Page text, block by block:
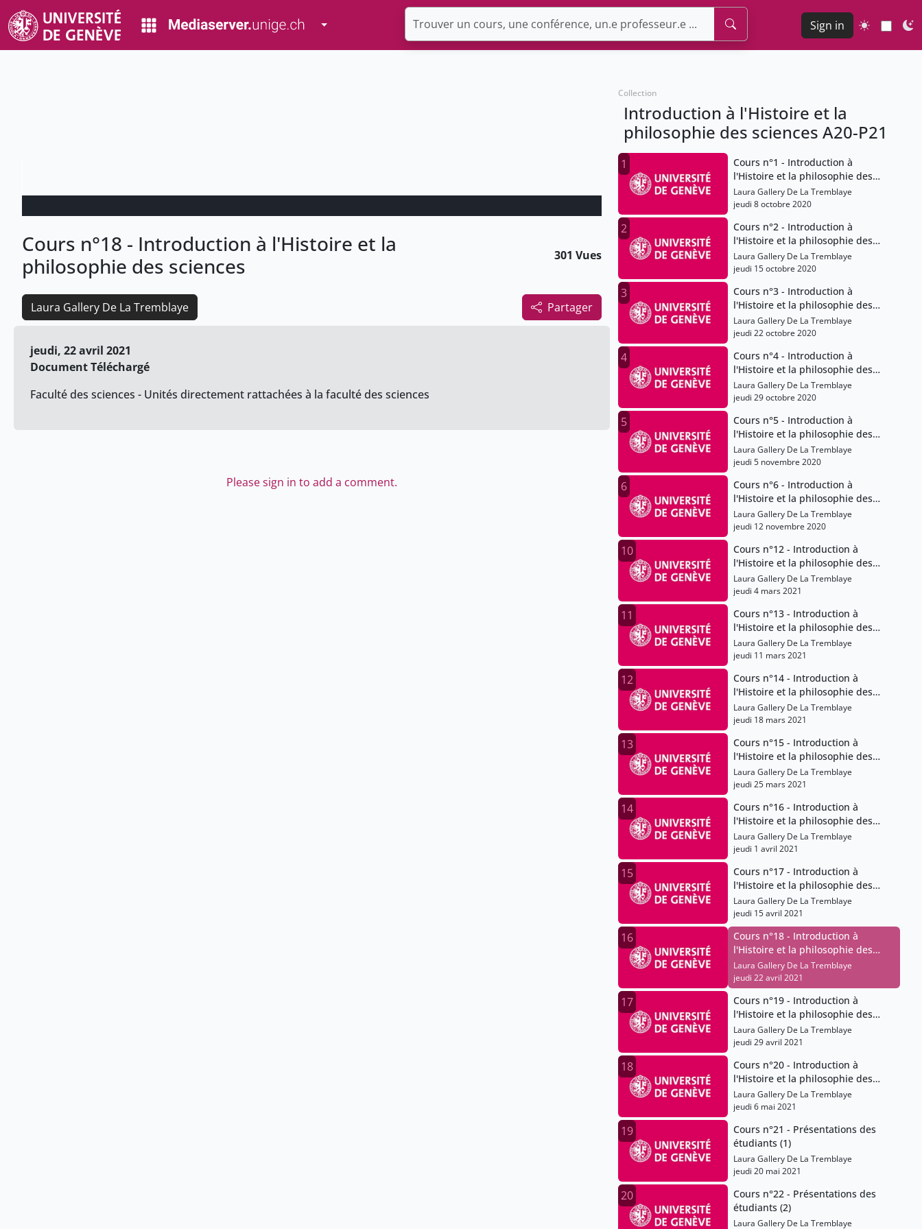
Toggle Dropdown Sign in
Cours n°18 - Introduction à l'Histoire et la
philosophie des sciences
301 Vues
Partager
Laura Gallery De La Tremblaye
jeudi, 22 avril 2021
Document Téléchargé
Faculté des sciences - Unités directement rattachées à la faculté des sciences
Please sign in to add a comment.
Collection
Introduction à l'Histoire et la
philosophie des sciences A20-P21
1
Cours n°1 - Introduction à
l'Histoire et la philosophie des
sciences
Laura Gallery De La Tremblaye
jeudi 8 octobre 2020
2
Cours n°2 - Introduction à
l'Histoire et la philosophie des
sciences
Laura Gallery De La Tremblaye
jeudi 15 octobre 2020
3
Cours n°3 - Introduction à
l'Histoire et la philosophie des
sciences
Laura Gallery De La Tremblaye
jeudi 22 octobre 2020
4
Cours n°4 - Introduction à
l'Histoire et la philosophie des
sciences
Laura Gallery De La Tremblaye
jeudi 29 octobre 2020
5
Cours n°5 - Introduction à
l'Histoire et la philosophie des
sciences
Laura Gallery De La Tremblaye
jeudi 5 novembre 2020
6
Cours n°6 - Introduction à
l'Histoire et la philosophie des
sciences
Laura Gallery De La Tremblaye
jeudi 12 novembre 2020
10
Cours n°12 - Introduction à
l'Histoire et la philosophie des
sciences
Laura Gallery De La Tremblaye
jeudi 4 mars 2021
11
Cours n°13 - Introduction à
l'Histoire et la philosophie des
sciences
Laura Gallery De La Tremblaye
jeudi 11 mars 2021
12
Cours n°14 - Introduction à
l'Histoire et la philosophie des
sciences
Laura Gallery De La Tremblaye
jeudi 18 mars 2021
13
Cours n°15 - Introduction à
l'Histoire et la philosophie des
sciences
Laura Gallery De La Tremblaye
jeudi 25 mars 2021
14
Cours n°16 - Introduction à
l'Histoire et la philosophie des
sciences
Laura Gallery De La Tremblaye
jeudi 1 avril 2021
15
Cours n°17 - Introduction à
l'Histoire et la philosophie des
sciences
Laura Gallery De La Tremblaye
jeudi 15 avril 2021
16
Cours n°18 - Introduction à
l'Histoire et la philosophie des
sciences
Laura Gallery De La Tremblaye
jeudi 22 avril 2021
17
Cours n°19 - Introduction à
l'Histoire et la philosophie des
sciences
Laura Gallery De La Tremblaye
jeudi 29 avril 2021
18
Cours n°20 - Introduction à
l'Histoire et la philosophie des
sciences
Laura Gallery De La Tremblaye
jeudi 6 mai 2021
19
Cours n°21 - Présentations des
étudiants (1)
Laura Gallery De La Tremblaye
jeudi 20 mai 2021
20
Cours n°22 - Présentations des
étudiants (2)
Laura Gallery De La Tremblaye